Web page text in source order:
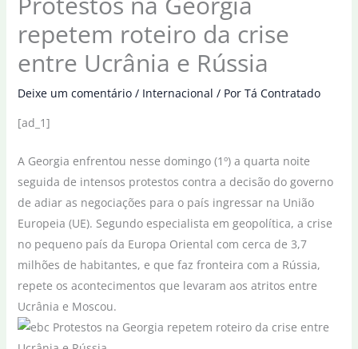
repetem roteiro da crise
entre Ucrânia e Rússia
Deixe um comentário / Internacional / Por Tá Contratado
[ad_1]
A Georgia enfrentou nesse domingo (1º) a quarta noite
seguida de intensos protestos contra a decisão do governo
de adiar as negociações para o país ingressar na União
Europeia (UE). Segundo especialista em geopolítica, a crise
no pequeno país da Europa Oriental com cerca de 3,7
milhões de habitantes, e que faz fronteira com a Rússia,
repete os acontecimentos que levaram aos atritos entre
Ucrânia e Moscou.